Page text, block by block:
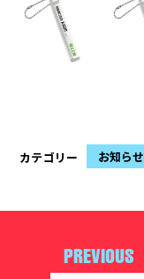
カテゴリー お知らせ
PREVIOUS